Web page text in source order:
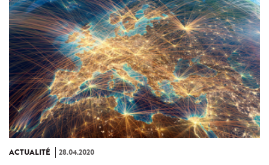
ACTUALITÉ 28.04.2020